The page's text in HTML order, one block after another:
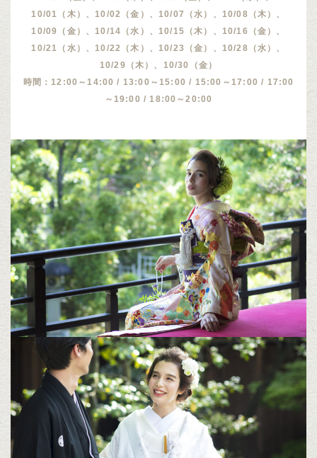
10/01（木）、10/02（金）、10/07（水）、10/08（木）、
10/09（金）、10/14（水）、10/15（木）、10/16（金）、
10/21（水）、10/22（木）、10/23（金）、10/28（水）、
10/29（木）、10/30（金）
時間：12:00～14:00 / 13:00～15:00 / 15:00～17:00 / 17:00
～19:00 / 18:00～20:00